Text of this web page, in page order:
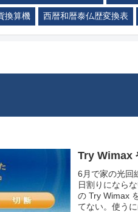
換算機 西暦和暦泰仏歴変換表
Try Wimax
6月で家の光回
日割りになら
の Try Wimax
てない。使う